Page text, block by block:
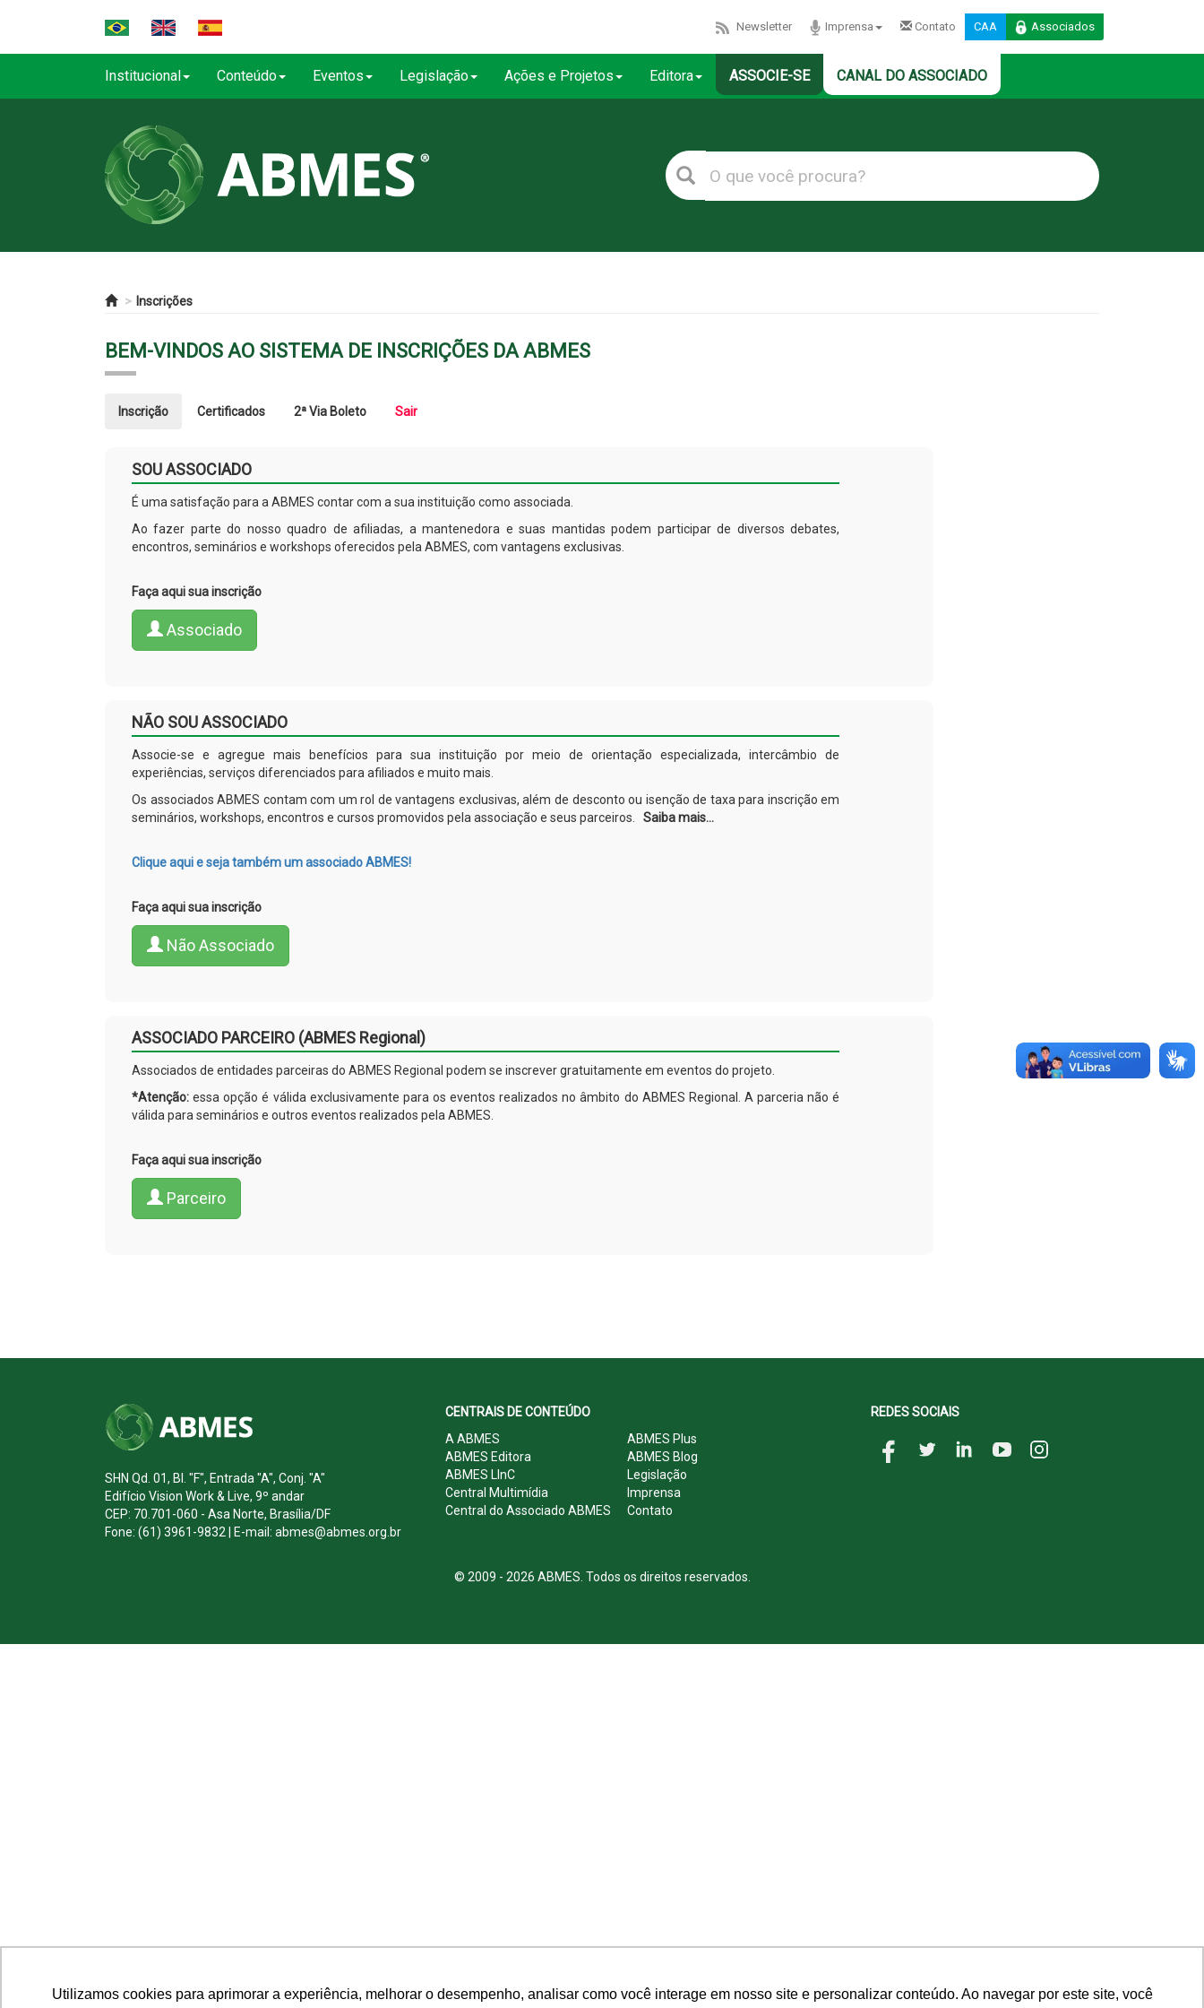
Utilizamos cookies para aprimorar a experiência, melhorar o desempenho, analisar como você interage em nosso site e personalizar conteúdo. Ao navegar por este site, você
Newsletter Imprensa Contato CAA Associados
Institucional Conteúdo Eventos Legislação Ações e Projetos Editora ASSOCIE-SE CANAL DO ASSOCIADO
Inscrições
BEM-VINDOS AO SISTEMA DE INSCRIÇÕES DA ABMES
Inscrição Certificados 2ª Via Boleto Sair
SOU ASSOCIADO
É uma satisfação para a ABMES contar com a sua instituição como associada.
Ao fazer parte do nosso quadro de afiliadas, a mantenedora e suas mantidas podem participar de diversos debates,
encontros, seminários e workshops oferecidos pela ABMES, com vantagens exclusivas.
Faça aqui sua inscrição
Associado
NÃO SOU ASSOCIADO
Associe-se e agregue mais benefícios para sua instituição por meio de orientação especializada, intercâmbio de
experiências, serviços diferenciados para afiliados e muito mais.
Os associados ABMES contam com um rol de vantagens exclusivas, além de desconto ou isenção de taxa para inscrição em
seminários, workshops, encontros e cursos promovidos pela associação e seus parceiros.
Saiba mais...
Clique aqui e seja também um associado ABMES!
Faça aqui sua inscrição
Não Associado
ASSOCIADO PARCEIRO (ABMES Regional)
Associados de entidades parceiras do ABMES Regional podem se inscrever gratuitamente em eventos do projeto.
*Atenção:essa opção é válida exclusivamente para os eventos realizados no âmbito do ABMES Regional. A parceria não é
válida para seminários e outros eventos realizados pela ABMES.
Faça aqui sua inscrição
Parceiro
SHN Qd. 01, Bl. "F", Entrada "A", Conj. "A"
Edifício Vision Work & Live, 9º andar
CEP: 70.701-060 - Asa Norte, Brasília/DF
Fone: (61) 3961-9832 | E-mail: abmes@abmes.org.br
CENTRAIS DE CONTEÚDO
A ABMES
ABMES Plus
ABMES Editora
ABMES Blog
ABMES LInC
Legislação
Central Multimídia
Imprensa
Central do Associado ABMES
Contato
REDES SOCIAIS
© 2009 - 2026 ABMES. Todos os direitos reservados.